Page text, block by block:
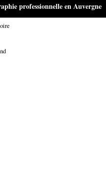
professionnelle en Auvergne